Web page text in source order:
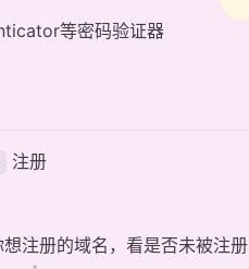
等密码验证器
注册
想注册的域名，看是否未被注册